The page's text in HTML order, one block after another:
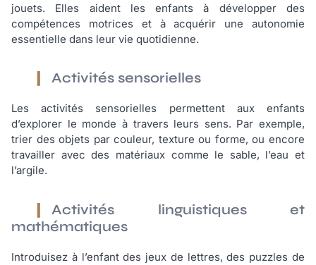
jouets. Elles aident les enfants à développer des
compétences motrices et à acquérir une autonomie
essentielle dans leur vie quotidienne.
Activités sensorielles
Les activités sensorielles permettent aux enfants
d’explorer le monde à travers leurs sens. Par exemple,
trier des objets par couleur, texture ou forme, ou encore
travailler avec des matériaux comme le sable, l’eau et
l’argile.
Activités linguistiques et
mathématiques
Introduisez à l’enfant des jeux de lettres, des puzzles de